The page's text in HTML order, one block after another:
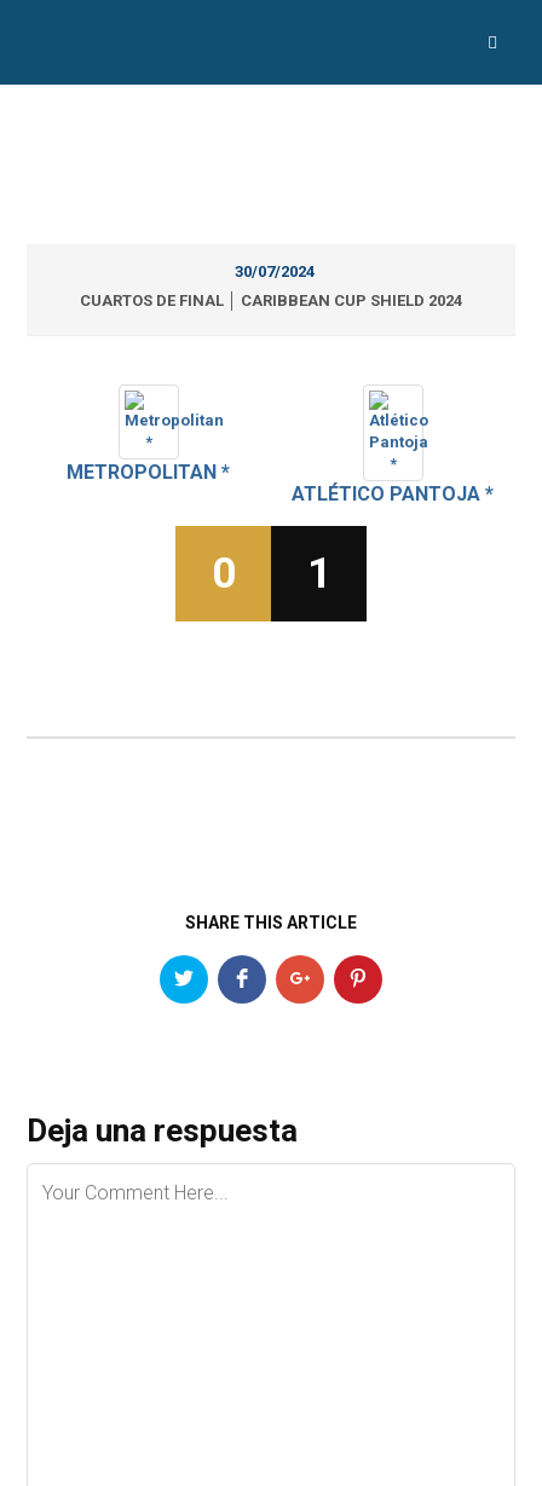
30/07/2024
CUARTOS DE FINAL │ CARIBBEAN CUP SHIELD 2024
METROPOLITAN *
ATLÉTICO PANTOJA *
0 1
SHARE THIS ARTICLE
Deja una respuesta